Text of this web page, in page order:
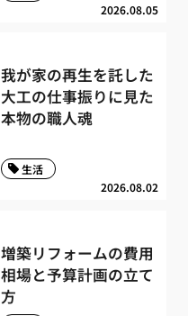
2026.08.05
我が家の再生を託した
大工の仕事振りに見た
本物の職人魂
2026.08.02
生活
増築リフォームの費用
相場と予算計画の立て
方